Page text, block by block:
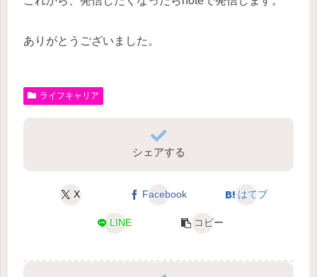
ありがとうございました。
ライフキャリア
シェアする
X Facebook はてブ
LINE コピー